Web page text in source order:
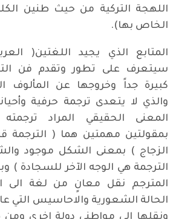
اللهجة التركية من حيث طنين
الخاص بها).
المتابع الذي يجيد اللغتين(
سيتعرف على تطور وتقدم فن
كبيرة جداً وخروجها عن المألوف
والذي لا يتعدى ترجمة حرفية
المعنى الحقيقي المراد ترجمته
بمقولتين مهمتين هما ( الترجمة
الزجاج ) بمعنى الشكل موجود
الترجمة هي الوجه الآخر للسجادة )
المترجم نقل معانٍ من لغة
الحالة الشعورية والاحاسيس التي